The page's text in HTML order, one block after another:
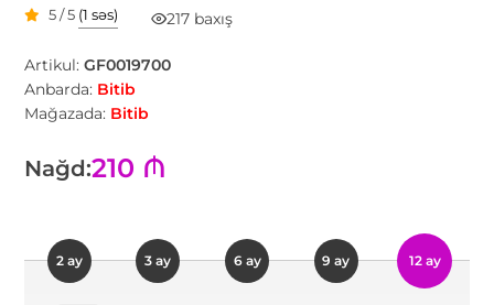
5 / 5 (1 səs) 217 baxış
Artikul:GF0019700
Anbarda: Bitib
Mağazada: Bitib
Nağd:210 ₼
2 ay 3 ay 6 ay 9 ay 12 ay